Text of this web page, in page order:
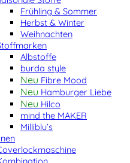
Frühling & Sommer
Herbst & Winter
Weihnachten
Albstoffe
burda style
Fibre Mood
Hamburger Liebe
Hilco
mind the MAKER
Milliblu’s